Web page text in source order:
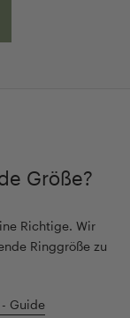
Größe?
Richtige. Wir
Ringgröße zu
Guide